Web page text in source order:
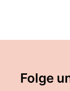
00:00:21:
00:00:24: so
dieser
Folge